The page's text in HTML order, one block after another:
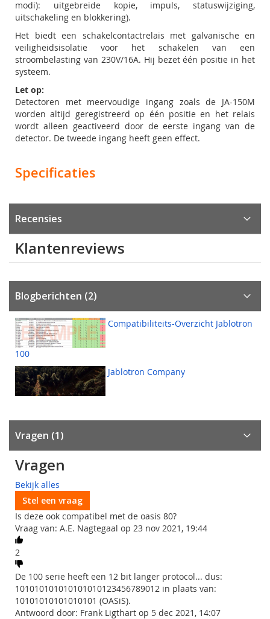
modi): uitgebreide kopie, impuls, statuswijziging,
uitschakeling en blokkering).
Het biedt een schakelcontactrelais met galvanische en
veiligheidsisolatie voor het schakelen van een
stroombelasting van 230V/16A. Hij bezet één positie in het
systeem.
Let op:
Detectoren met meervoudige ingang zoals de JA-150M
worden altijd geregistreerd op één positie en het relais
wordt alleen geactiveerd door de eerste ingang van de
detector. De tweede ingang heeft geen effect.
Specificaties
Recensies
Klantenreviews
Blogberichten (2)
Compatibiliteits-Overzicht Jablotron
100
Jablotron Company
Vragen 1
Vragen
Bekijk alles
Stel een vraag
Is deze ook compatibel met de oasis 80?
Vraag van: A.E. Nagtegaal op 23 nov 2021, 19:44
2
De 100 serie heeft een 12 bit langer protocol... dus:
101010101010101010123456789012 in plaats van:
10101010101010101 (OASiS).
Antwoord door: Frank Ligthart op 5 dec 2021, 14:07